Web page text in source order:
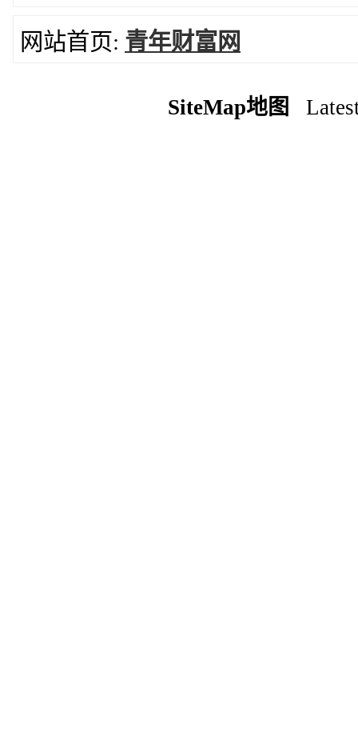
网站首页: 青年财富网
SiteMap地图